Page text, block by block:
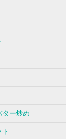
ター炒め